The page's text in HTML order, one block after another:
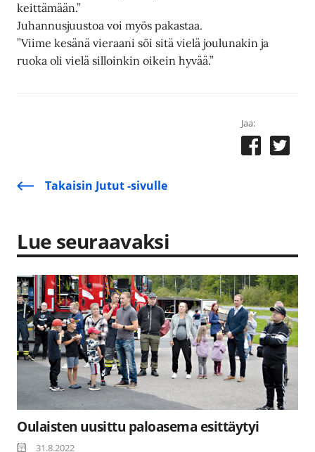
keittämään.”
Juhannusjuustoa voi myös pakastaa.
”Viime kesänä vieraani söi sitä vielä joulunakin ja
ruoka oli vielä silloinkin oikein hyvää.”
Jaa:
Takaisin Jutut -sivulle
Lue seuraavaksi
Oulaisten uusittu paloasema esittäytyi
31.8.2022